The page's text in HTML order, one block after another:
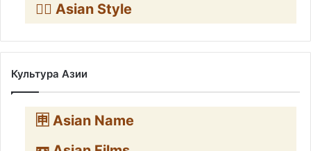
🧛‍♂️ Asian Style
Культура Азии
🈸 Asian Name